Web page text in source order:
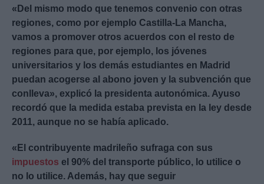
«Del mismo modo que tenemos convenio con otras
regiones, como por ejemplo Castilla-La Mancha,
vamos a promover otros acuerdos con el resto de
regiones para que, por ejemplo, los jóvenes
universitarios y los demás estudiantes en Madrid
puedan acogerse al abono joven y la subvención que
conlleva», explicó la presidenta autonómica. Ayuso
recordó que la medida estaba prevista en la ley desde
2011, aunque no se había aplicado.
«El contribuyente madrileño sufraga con sus
impuestos el 90% del transporte público, lo utilice o
no lo utilice. Además, hay que seguir